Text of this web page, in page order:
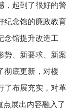
，起到了很好的警
纪念馆的廉政教育
念馆提升改造工
势、新要求、新案
彻底更新，对楼
了布展充实，对革
点展出内容融入了